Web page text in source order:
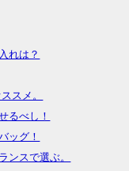
れは？
スメ。
るべし！
ッグ！
ンスで選ぶ。